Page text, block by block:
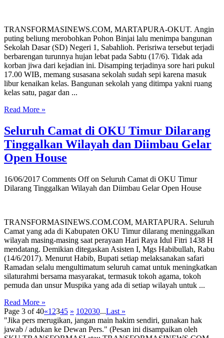
TRANSFORMASINEWS.COM, MARTAPURA-OKUT. Angin
puting beliung merobohkan Pohon Binjai lalu menimpa bangunan
Sekolah Dasar (SD) Negeri 1, Sabahlioh. Perisriwa tersebut terjadi
berbarengan turunnya hujan lebat pada Sabtu (17/6). Tidak ada
korban jiwa dari kejadian ini. Disamping terjadinya sore hari pukul
17.00 WIB, memang susasana sekolah sudah sepi karena masuk
libur kenaikan kelas. Bangunan sekolah yang ditimpa yakni ruang
kelas satu, pagar dan ...
Read More »
Seluruh Camat di OKU Timur Dilarang
Tinggalkan Wilayah dan Diimbau Gelar
Open House
16/06/2017 Comments Offon Seluruh Camat di OKU Timur
Dilarang Tinggalkan Wilayah dan Diimbau Gelar Open House
TRANSFORMASINEWS.COM.COM, MARTAPURA. Seluruh
Camat yang ada di Kabupaten OKU Timur dilarang meninggalkan
wilayah masing-masing saat perayaan Hari Raya Idul Fitri 1438 H
mendatang. Demikian ditegaskan Asisten I, Mgs Habibullah, Rabu
(14/6/2017). Menurut Habib, Bupati setiap melaksanakan safari
Ramadan selalu mengultimatum seluruh camat untuk meningkatkan
silaturahmi bersama masyarakat, termasuk tokoh agama, tokoh
pemuda dan unsur Muspika yang ada di setiap wilayah untuk ...
Read More »
Page 3 of 40«1 2345 » 102030...Last »
"Jika pers merugikan, jangan main hakim sendiri, gunakan hak
jawab / adukan ke Dewan Pers." (Pesan ini disampaikan oleh